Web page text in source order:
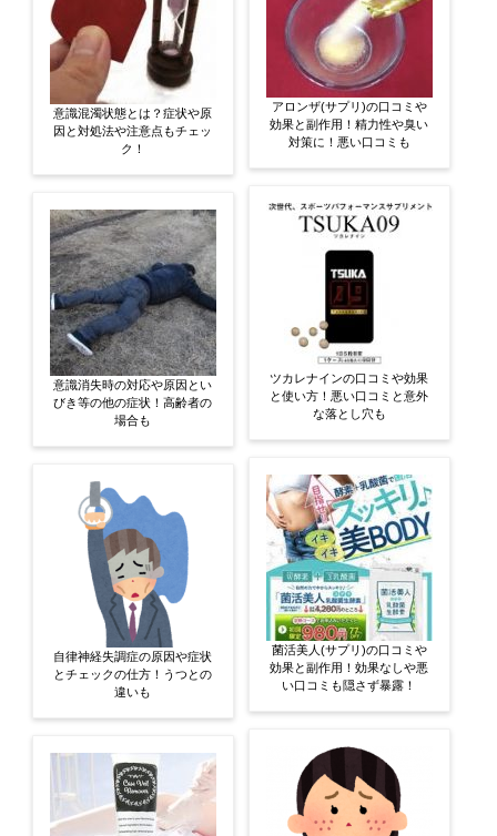
意識混濁状態とは？症状や原
因と対処法や注意点もチェッ
ク！
意識消失時の対応や原因とい
びき等の他の症状！高齢者の
場合も
自律神経失調症の原因や症状
とチェックの仕方！うつとの
違いも
アロンザ(サプリ)の口コミや
効果と副作用！精力性や臭い
対策に！悪い口コミも
ツカレナインの口コミや効果
と使い方！悪い口コミと意外
な落とし穴も
菌活美人(サプリ)の口コミや
効果と副作用！効果なしや悪
い口コミも隠さず暴露！